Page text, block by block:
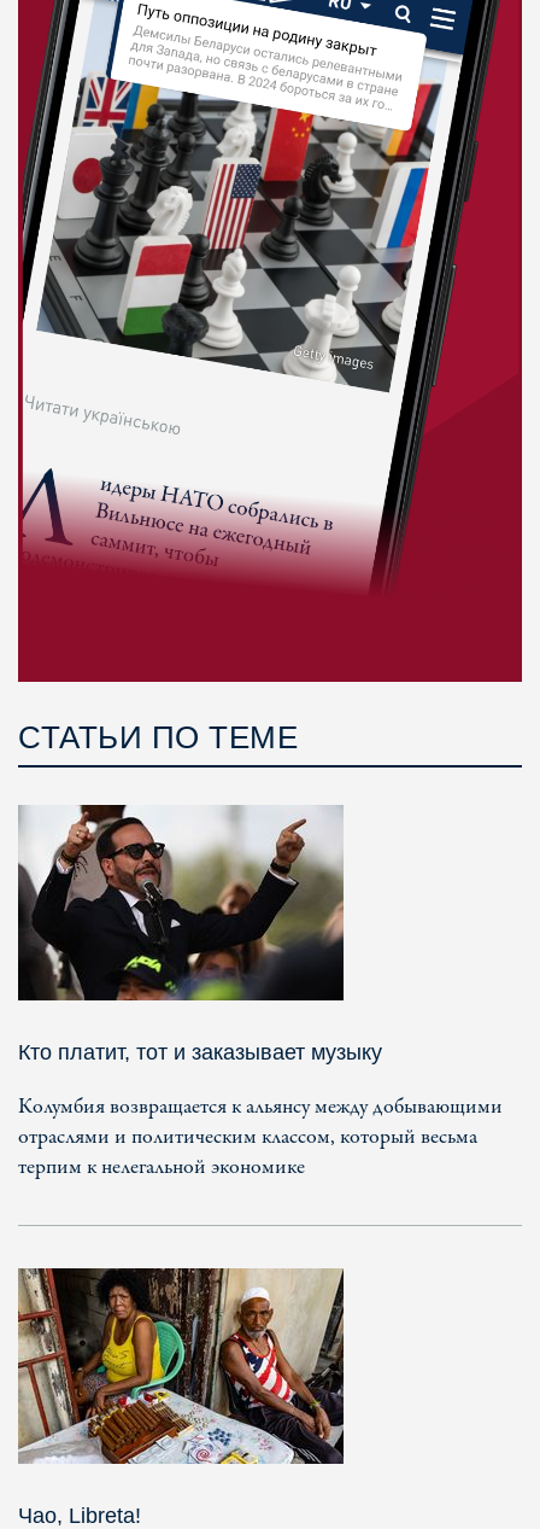
СТАТЬИ ПО ТЕМЕ
Кто платит, тот и заказывает музыку
Колумбия возвращается к альянсу между добывающими
отраслями и политическим классом, который весьма
терпим к нелегальной экономике
Чао, Libreta!